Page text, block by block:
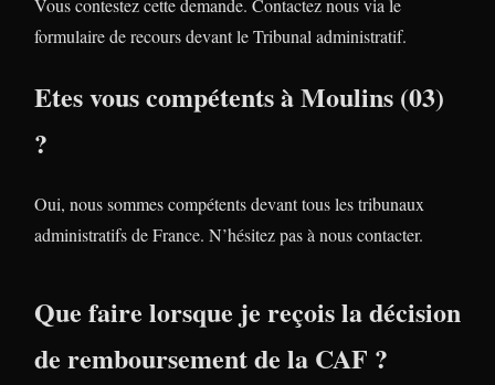
Vous contestez cette demande. Contactez nous via le
formulaire de recours devant le Tribunal administratif.
Etes vous compétents à Moulins (03)
?
Oui, nous sommes compétents devant tous les tribunaux
administratifs de France. N’hésitez pas à nous contacter.
Que faire lorsque je reçois la décision
de remboursement de la CAF ?